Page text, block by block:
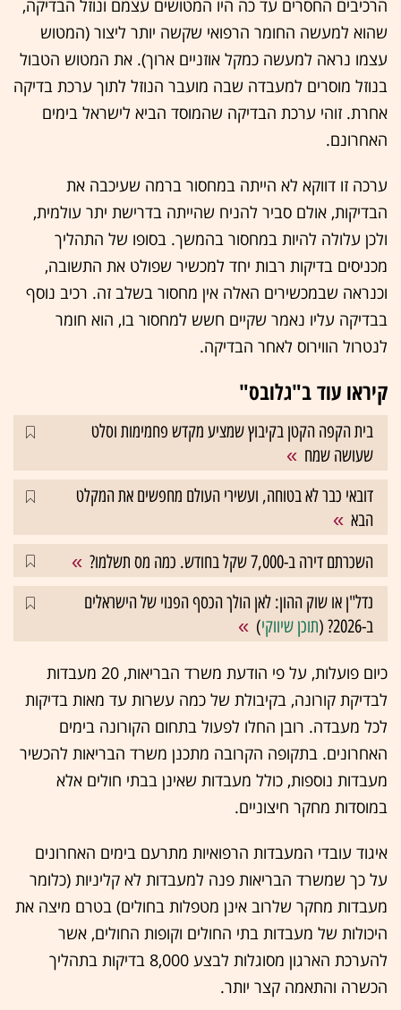
הרכיבים החסרים עד כה היו המטושים עצמם ונוזל הבדיקה,
שהוא למעשה החומר הרפואי שקשה יותר ליצור (המטוש
עצמו נראה למעשה כמקל אוזניים ארוך). את המטוש הטבול
בנוזל מוסרים למעבדה שבה מועבר הנוזל לתוך ערכת בדיקה
אחרת. זוהי ערכת הבדיקה שהמוסד הביא לישראל בימים
האחרונם.
ערכה זו דווקא לא הייתה במחסור ברמה שעיכבה את
הבדיקות, אולם סביר להניח שהייתה בדרישת יתר עולמית,
ולכן עלולה להיות במחסור בהמשך. בסופו של התהליך
מכניסים בדיקות רבות יחד למכשיר שפולט את התשובה,
וכנראה שבמכשירים האלה אין מחסור בשלב זה. רכיב נוסף
בבדיקה עליו נאמר שקיים חשש למחסור בו, הוא חומר
לנטרול הווירוס לאחר הבדיקה.
קיראו עוד ב"גלובס"
בית הקפה הקטן בקיבוץ שמציע מקדש פחמימות וסלט
שעושה שמח
דובאי כבר לא בטוחה, ועשירי העולם מחפשים את המקלט
הבא
השכרתם דירה ב-7,000 שקל בחודש. כמה מס תשלמו?
נדל"ן או שוק ההון: לאן הולך הכסף הפנוי של הישראלים
ב-2026? (
תוכן שיווקי)
כיום פועלות, על פי הודעת משרד הבריאות, 20 מעבדות
לבדיקת קורונה, בקיבולת של כמה עשרות עד מאות בדיקות
לכל מעבדה. רובן החלו לפעול בתחום הקורונה בימים
האחרונים. בתקופה הקרובה מתכנן משרד הבריאות להכשיר
מעבדות נוספות, כולל מעבדות שאינן בבתי חולים אלא
במוסדות מחקר חיצוניים.
איגוד עובדי המעבדות הרפואיות מתרעם בימים האחרונים
על כך שמשרד הבריאות פנה למעבדות לא קליניות (כלומר
מעבדות מחקר שלרוב אינן מטפלות בחולים) בטרם מיצה את
היכולות של מעבדות בתי החולים וקופות החולים, אשר
להערכת הארגון מסוגלות לבצע 8,000 בדיקות בתהליך
הכשרה והתאמה קצר יותר.